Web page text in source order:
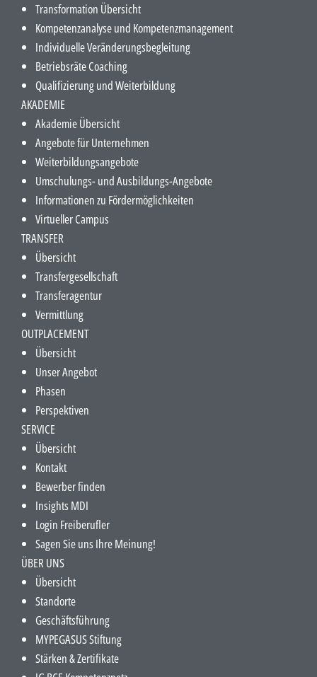
Transformation Übersicht
Kompetenzanalyse und Kompetenzmanagement
Individuelle Veränderungsbegleitung
Betriebsräte Coaching
Qualifizierung und Weiterbildung
AKADEMIE
Akademie Übersicht
Angebote für Unternehmen
Weiterbildungsangebote
Umschulungs- und Ausbildungs-Angebote
Informationen zu Fördermöglichkeiten
Virtueller Campus
TRANSFER
Übersicht
Transfergesellschaft
Transferagentur
Vermittlung
OUTPLACEMENT
Übersicht
Unser Angebot
Phasen
Perspektiven
SERVICE
Übersicht
Kontakt
Bewerber finden
Insights MDI
Login Freiberufler
Sagen Sie uns Ihre Meinung!
ÜBER UNS
Übersicht
Standorte
Geschäftsführung
MYPEGASUS Stiftung
Stärken & Zertifikate